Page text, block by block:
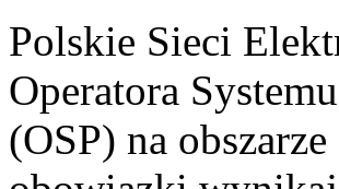
Polskie Sieci
Operatora
(OSP) na